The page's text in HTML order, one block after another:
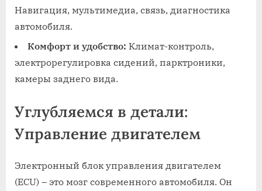
Навигация, мультимедиа, связь, диагностика
автомобиля.
Комфорт и удобство: Климат-контроль,
электрорегулировка сидений, парктроники,
камеры заднего вида.
Углубляемся в детали:
Управление двигателем
Электронный блок управления двигателем
(ECU) – это мозг современного автомобиля. Он